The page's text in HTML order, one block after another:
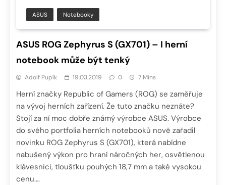
ASUS Notebooky
ASUS ROG Zephyrus S (GX701) – I herní
notebook může být tenký
Adolf Pupík 19.03.2019 0 7 Mins
Herní značky Republic of Gamers (ROG) se zaměřuje
na vývoj herních zařízení. Že tuto značku neznáte?
Stojí za ní moc dobře známý výrobce ASUS. Výrobce
do svého portfolia herních notebooků nově zařadil
novinku ROG Zephyrus S (GX701), která nabídne
nabušený výkon pro hraní náročných her, osvětlenou
klávesnici, tloušťku pouhých 18,7 mm a také vysokou
cenu….